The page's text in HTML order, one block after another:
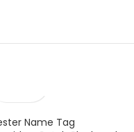
Name Tag